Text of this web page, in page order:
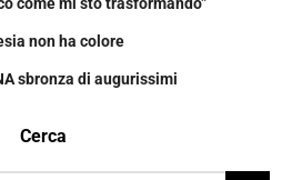
non ha colore
sbronza di augurissimi
Cerca